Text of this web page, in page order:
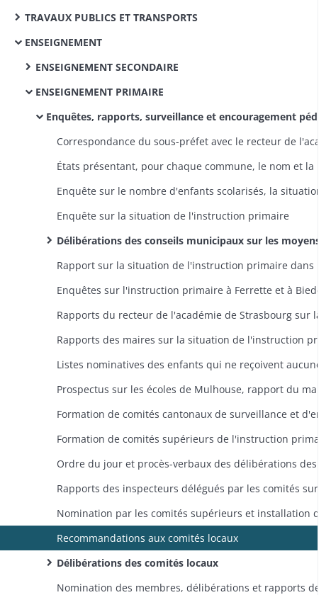
TRAVAUX PUBLICS ET TRANSPORTS
ENSEIGNEMENT
ENSEIGNEMENT SECONDAIRE
ENSEIGNEMENT PRIMAIRE
Enquêtes, rapports, surveillance et encouragement pédagogie
Enquête sur la situation de l'instruction primaire
Délibérations des conseils municipaux sur les moyens de pourvoir à l'établissement et à l'entretien des écoles primaires et au traitement des instituteurs (suite à l'ordonnance royale du 14 février 1830, à la circulaire préfectorale du 17 avril 1830 et à la circulaire du sous-préfet du 16 octobre 1830)
Recommandations aux comités locaux
Délibérations des comités locaux